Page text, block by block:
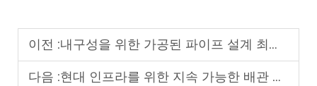
이전 :내구성을 위한 가공된 파이프 설계 최적화
다음 :현대 인프라를 위한 지속 가능한 배관 재료